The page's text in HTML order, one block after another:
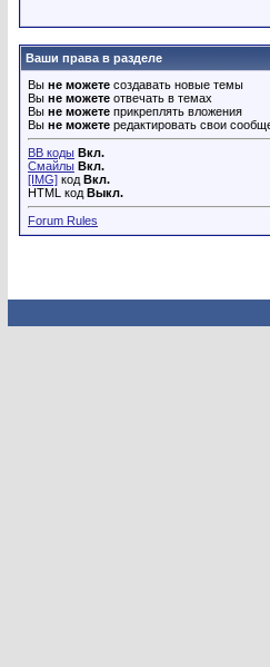
Ваши права в разделе
Вы не можете создавать новые темы
Вы не можете отвечать в темах
Вы не можете прикреплять вложения
Вы не можете редактировать свои
BB коды Вкл.
Смайлы Вкл.
[IMG] код Вкл.
HTML код Выкл.
Forum Rules